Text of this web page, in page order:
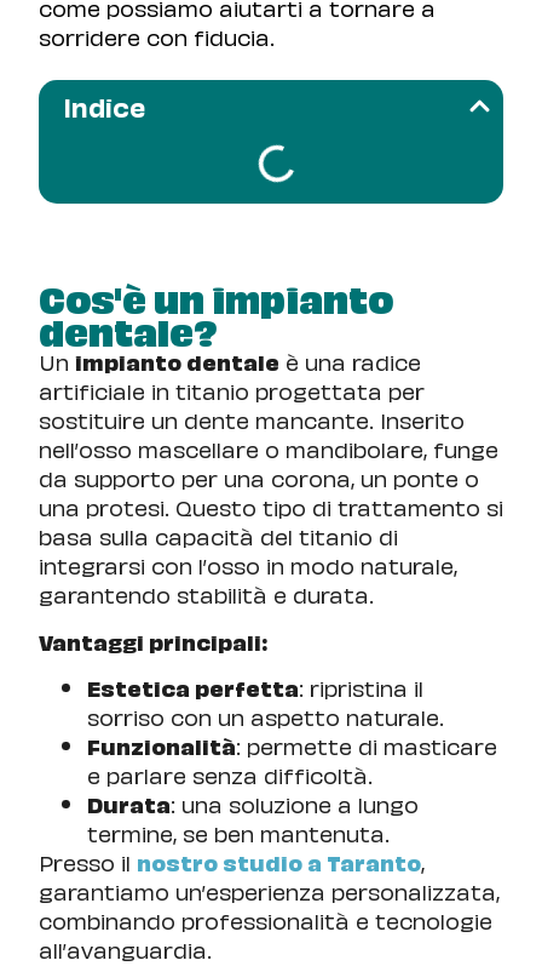
come possiamo aiutarti a tornare a
sorridere con fiducia.
Indice
Cos'è un impianto
dentale?
Un impianto dentale è una radice
artificiale in titanio progettata per
sostituire un dente mancante. Inserito
nell’osso mascellare o mandibolare, funge
da supporto per una corona, un ponte o
una protesi. Questo tipo di trattamento si
basa sulla capacità del titanio di
integrarsi con l’osso in modo naturale,
garantendo stabilità e durata.
Vantaggi principali:
Estetica perfetta: ripristina il
sorriso con un aspetto naturale.
Funzionalità: permette di masticare
e parlare senza difficoltà.
Durata: una soluzione a lungo
termine, se ben mantenuta.
Presso il nostro studio a Taranto,
garantiamo un’esperienza personalizzata,
combinando professionalità e tecnologie
all’avanguardia.